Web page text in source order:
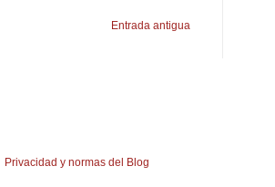
Entrada antigua
Privacidad y normas del Blog